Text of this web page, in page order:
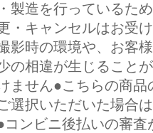
製造を行っているた
・キャンセルはお受
影時の環境や、お客
の相違が生じること
ません●こちらの商
選択いただいた場合
コンビニ後払いの審